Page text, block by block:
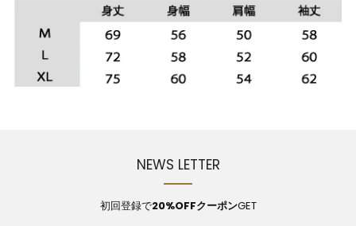
NEWS LETTER
初回登録で20%OFFクーポンGET